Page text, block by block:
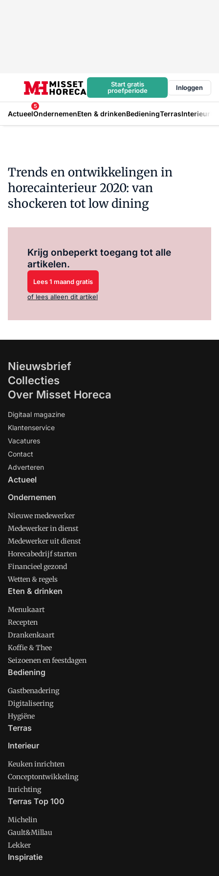
Start gratis
proefperiode
Inloggen
Actueel
5
OndernemenEten & drinkenBedieningTerrasInterieur
Trends en ontwikkelingen in
horecainterieur 2020: van
shockeren tot low dining
Krijg onbeperkt toegang tot alle
artikelen.
Lees 1 maand gratis
of lees alleen dit artikel
Nieuwsbrief
Collecties
Over Misset Horeca
Digitaal magazine
Klantenservice
Vacatures
Contact
Adverteren
Actueel
Ondernemen
Nieuwe medewerker
Medewerker in dienst
Medewerker uit dienst
Horecabedrijf starten
Financieel gezond
Wetten & regels
Eten & drinken
Menukaart
Recepten
Drankenkaart
Koffie & Thee
Seizoenen en feestdagen
Bediening
Gastbenadering
Digitalisering
Hygiëne
Terras
Interieur
Keuken inrichten
Conceptontwikkeling
Inrichting
Terras Top 100
Michelin
Gault&Millau
Lekker
Inspiratie